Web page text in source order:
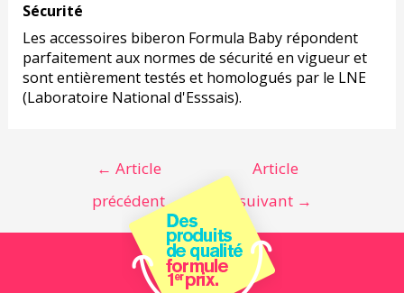
Sécurité
Les accessoires biberon Formula Baby répondent
parfaitement aux normes de sécurité en vigueur et
sont entièrement testés et homologués par le LNE
(Laboratoire National d'Esssais).
← Article
précédent
Article
suivant →